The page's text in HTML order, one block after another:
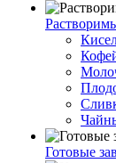
Готовые